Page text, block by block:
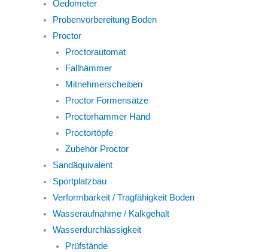
Oedometer
Probenvorbereitung Boden
Proctor
Proctorautomat
Fallhämmer
Mitnehmerscheiben
Proctor Formensätze
Proctorhammer Hand
Proctortöpfe
Zubehör Proctor
Sandäquivalent
Sportplatzbau
Verformbarkeit / Tragfähigkeit Boden
Wasseraufnahme / Kalkgehalt
Wasserdurchlässigkeit
Prüfstände